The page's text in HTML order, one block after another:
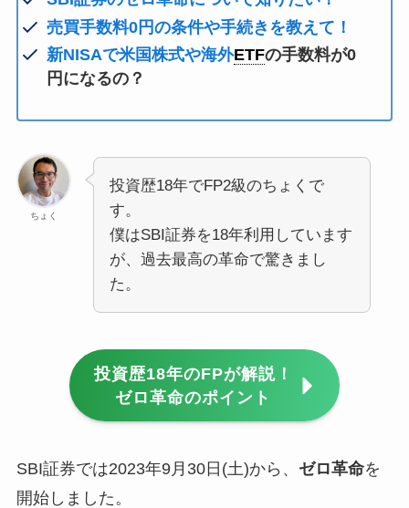
売買手数料0円の条件や手続きを教えて！
新NISAで米国株式や海外ETFの手数料が0
円になるの？
ちょく
投資歴18年でFP2級のちょくで
す。
僕はSBI証券を18年利用しています
が、過去最高の革命で驚きまし
た。
投資歴18年のFPが解説！
ゼロ革命のポイント
SBI証券では2023年9月30日(土)から、 ゼロ革命を
開始しました。